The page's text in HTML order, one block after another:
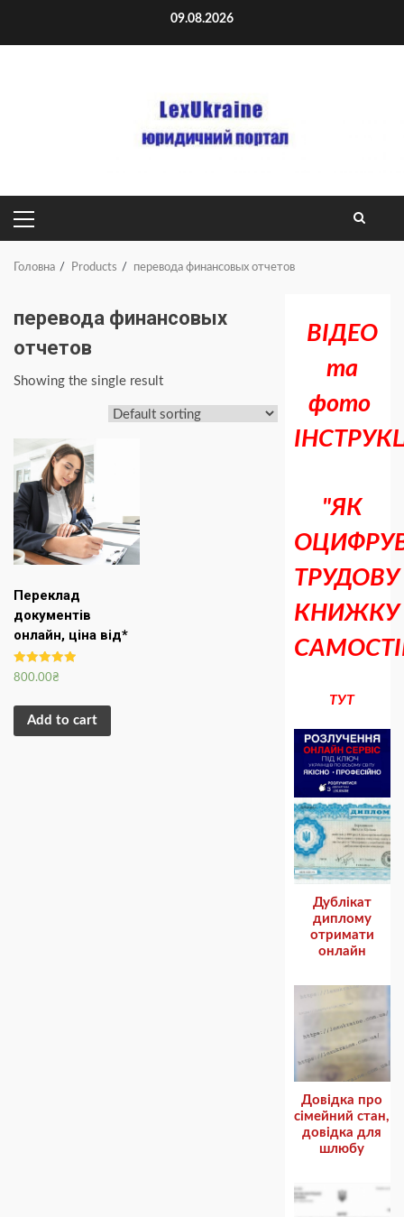
content
09.08.2026
PRIMARY
MENU
Головна Products перевода финансовых отчетов
перевода финансовых
отчетов
Showing the single result
Переклад
документів
онлайн, ціна від*
Rated
5.00
800.00₴
Add to cart
ВІДЕО
та
фото
"ЯК
ТРУДОВУ
КНИЖКУ
ТУТ
Дублікат
диплому
отримати
онлайн
Довідка про
сімейний стан,
довідка для
шлюбу